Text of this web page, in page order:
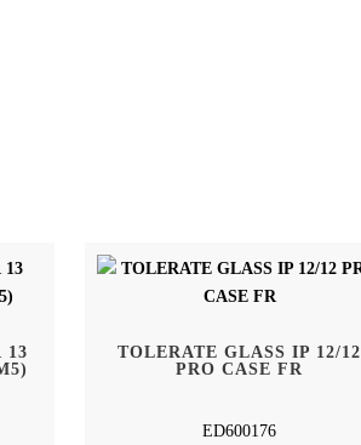
13
TOLERATE GLASS IP 12/12
PRO CASE FR
ED600176